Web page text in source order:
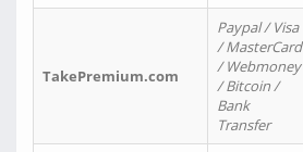
TakePremium.com
Paypal / Visa
/ MasterCard
/ Webmoney
/ Bitcoin /
Bank
Transfer